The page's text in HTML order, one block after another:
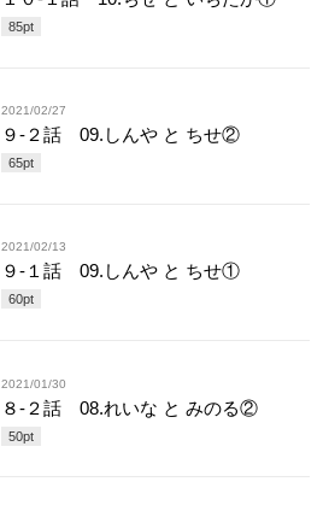
85pt
2021/02/27
９-２話 09.しんや と ちせ②
65pt
2021/02/13
９-１話 09.しんや と ちせ①
60pt
2021/01/30
８-２話 08.れいな と みのる②
50pt